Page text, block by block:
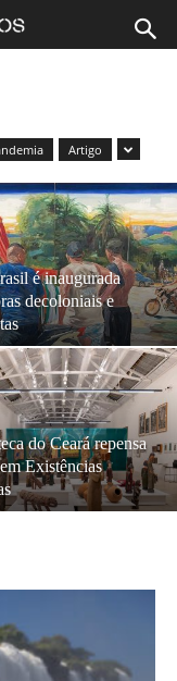
Artigo
é inaugurada
decoloniais e
do Ceará repensa
Existências